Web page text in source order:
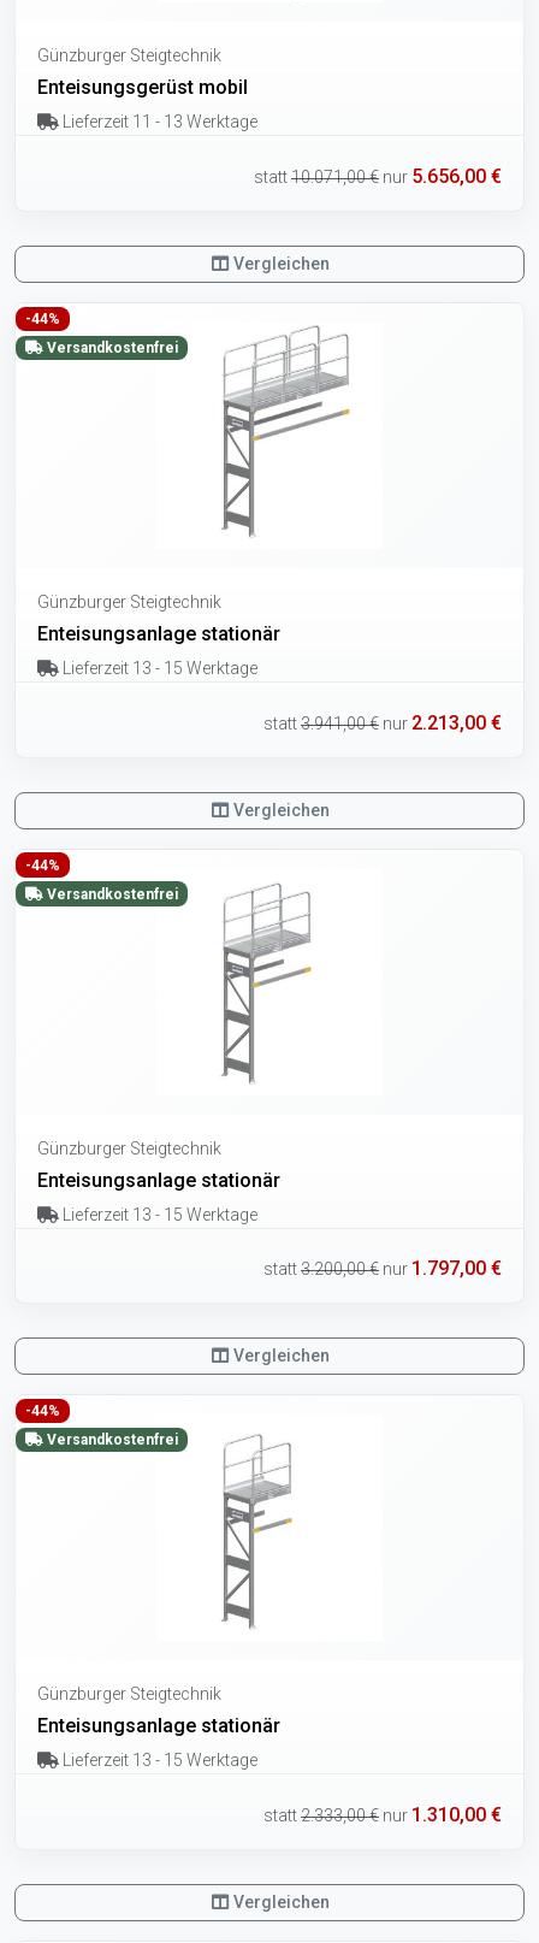
Günzburger Steigtechnik
Enteisungsgerüst mobil
Lieferzeit 11 - 13 Werktage
statt10.071,00 € nur 5.656,00 €
Vergleichen
-44%
Versandkostenfrei
Günzburger Steigtechnik
Enteisungsanlage stationär
Lieferzeit 13 - 15 Werktage
statt3.941,00 € nur 2.213,00 €
Vergleichen
-44%
Versandkostenfrei
Günzburger Steigtechnik
Enteisungsanlage stationär
Lieferzeit 13 - 15 Werktage
statt3.200,00 € nur 1.797,00 €
Vergleichen
-44%
Versandkostenfrei
Günzburger Steigtechnik
Enteisungsanlage stationär
Lieferzeit 13 - 15 Werktage
statt2.333,00 € nur 1.310,00 €
Vergleichen